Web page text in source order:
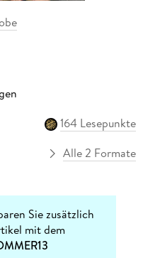
164 Lesepunkte
Alle 2 Formate
Sie zusätzlich
mit dem